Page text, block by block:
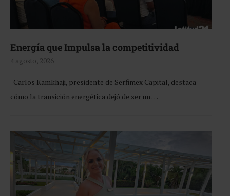
Energía que Impulsa la competitividad
4 agosto, 2026
Carlos Kamkhaji, presidente de Serfimex Capital, destaca
cómo la transición energética dejó de ser un …